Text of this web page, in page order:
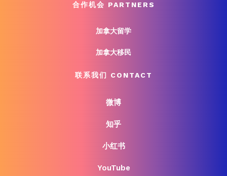
合作机会 PARTNERS
加拿大留学
加拿大移民
联系我们 CONTACT
微博
知乎
小红书
YouTube